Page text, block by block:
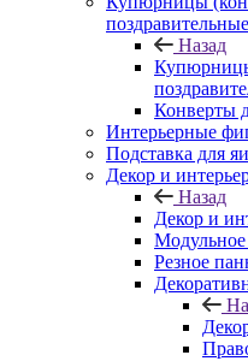
поздравительные
Назад
Конверты
Интерьерные
Подставка для
Декор и
Назад
Декор и
Резное